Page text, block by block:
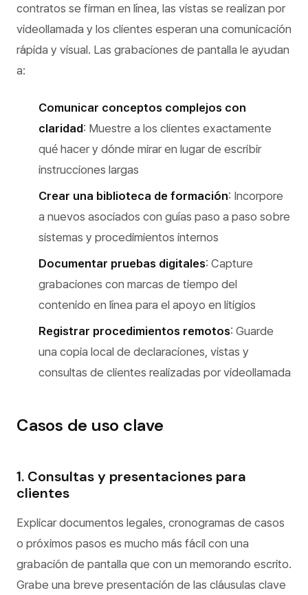
contratos se firman en línea, las vistas se realizan por
videollamada y los clientes esperan una comunicación
rápida y visual. Las grabaciones de pantalla le ayudan
a:
Comunicar conceptos complejos con
claridad: Muestre a los clientes exactamente
qué hacer y dónde mirar en lugar de escribir
instrucciones largas
Crear una biblioteca de formación: Incorpore
a nuevos asociados con guías paso a paso sobre
sistemas y procedimientos internos
Documentar pruebas digitales: Capture
grabaciones con marcas de tiempo del
contenido en línea para el apoyo en litigios
Registrar procedimientos remotos: Guarde
una copia local de declaraciones, vistas y
consultas de clientes realizadas por videollamada
Casos de uso clave
1. Consultas y presentaciones para
clientes
Explicar documentos legales, cronogramas de casos
o próximos pasos es mucho más fácil con una
grabación de pantalla que con un memorando escrito.
Grabe una breve presentación de las cláusulas clave